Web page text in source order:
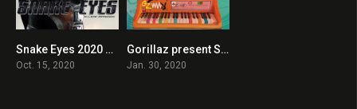
0
Snake Eyes 2020 en Streaming HD Gratuit !
Oct. 15, 2020
0Gorillaz present Song Machine 2020 en Streaming HD Gratuit !
Jan. 30, 2020